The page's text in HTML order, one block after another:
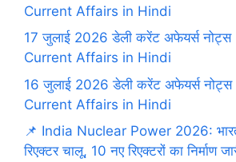
Current Affairs in Hindi
17 जुलाई 2026 डेली करेंट अफेयर्स
Current Affairs in Hindi
16 जुलाई 2026 डेली करेंट अफेयर्स
Current Affairs in Hindi
📌 India Nuclear Power 2026:
रिएक्टर चालू, 10 नए रिएक्टरों का निर्माण